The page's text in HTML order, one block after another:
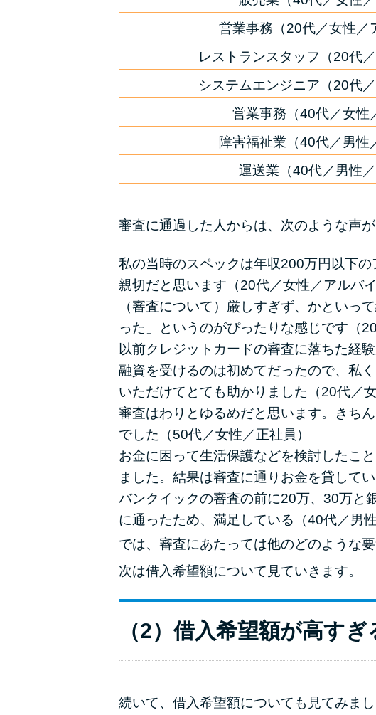
営業事務（20代／女性／
レストランスタッフ（20代
システムエンジニア（20代／
営業事務（40代／女性
障害福祉業（40代／男性
運送業（40代／男性／
審査に通過した人からは、次のような声が
私の当時のスペックは年収200万円以下
親切だと思います（20代／女性／アルバイ
（審査について）厳しすぎず、かといっ
った」というのがぴったりな感じです（
以前クレジットカードの審査に落ちた経
融資を受けるのは初めてだったので、私
いただけてとても助かりました（20代／
審査はわりとゆるめだと思います。きち
でした（50代／女性／正社員）
お金に困って生活保護などを検討したこ
ました。結果は審査に通りお金を貸して
バンクイックの審査の前に20万、30万と
に通ったため、満足している（40代／男性
では、審査にあたっては他のどのような
次は借入希望額について見ていきます。
（2）借入希望額が高す
続いて、借入希望額についても見てみまし